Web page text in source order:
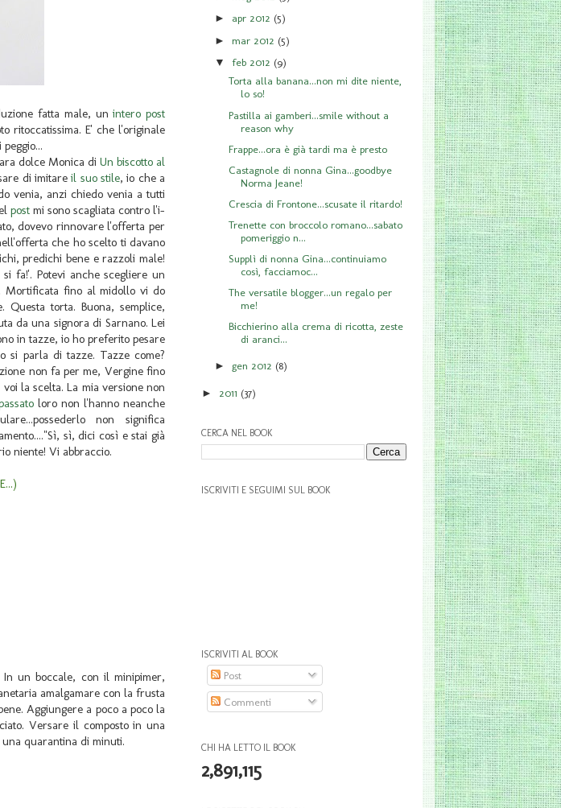
fatta male, unintero post
ritoccatissima. E' che l'originale
dolce Monica di Un biscotto al
di imitareil suo stile, io che a
venia, anzi chiedo venia a tutti
post mi sono scagliata contro l'i-
dovevo rinnovare l'offerta per
che ho scelto ti davano
predichi bene e razzoli male!
fa!'. Potevi anche scegliere un
Mortificata fino al midollo vi do
torta. Buona, semplice,
da una signora di Sarnano. Lei
in tazze, io ho preferito pesare
si parla di tazze. Tazze come?
non fa per me, Vergine fino
la scelta. La mia versione non
loro non l'hanno neanche
non significa
sì, dici così e stai già
niente! Vi abbraccio.
un boccale, con il minipimer,
amalgamare con la frusta
Aggiungere a poco a poco la
Versare il composto in una
quarantina di minuti.
► apr 2012 (5)
►mar 2012 (5)
▼feb 2012 (9)
Torta alla banana...non mi dite niente,
lo so!
Pastilla ai gamberi...smile without a
reason why
Frappe...ora è già tardi ma è presto
Castagnole di nonna Gina...goodbye
Norma Jeane!
Crescia di Frontone...scusate il ritardo!
Trenette con broccolo romano...sabato
pomeriggio n...
Supplì di nonna Gina...continuiamo
così, facciamoc...
The versatile blogger...un regalo per
me!
Bicchierino alla crema di ricotta, zeste
di aranci...
► gen 2012 (8)
► 2011 (37)
CERCA NEL BOOK
ISCRIVITI E SEGUIMI SUL BOOK
ISCRIVITI AL BOOK
Post
Commenti
CHI HA LETTO IL BOOK
2,891,115